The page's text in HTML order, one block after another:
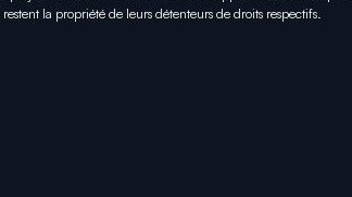
la propriété de leurs détenteurs de droits respectifs.